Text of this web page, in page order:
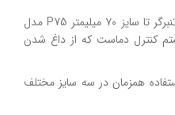
اتو لوله روتنبرگر تا سایز ۷۰ میلیمتر P75 مدل
دارای سیستم کنترل دماست که از داغ شدن
همزمان در سه سایز مختلف